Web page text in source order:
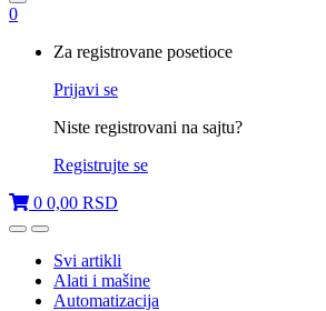
0
Za registrovane posetioce
Prijavi se
Niste registrovani na sajtu?
Registrujte se
0 0,00 RSD
OpenClose
Svi artikli
Alati i mašine
Automatizacija